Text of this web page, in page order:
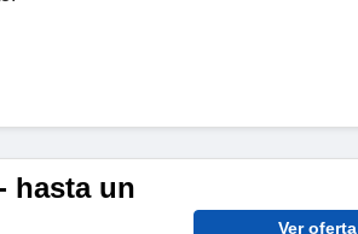
hasta un
Ver oferta